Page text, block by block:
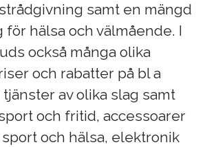
samt en mängd
för hälsa och välmående. I
också många olika
och rabatter på bl a
av olika slag samt
och fritid, accessoarer
och hälsa, elektronik